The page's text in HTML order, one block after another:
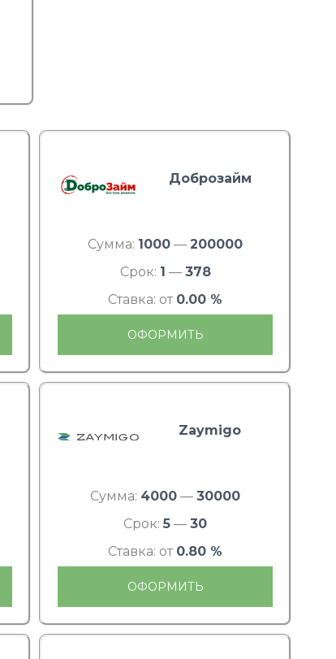
Доброзайм
Сумма: 1000 — 200000
Срок: 1 — 378
Ставка: от 0.00 %
ОФОРМИТЬ
Zaymigo
Сумма: 4000 — 30000
Срок: 5 — 30
Ставка: от 0.80 %
ОФОРМИТЬ